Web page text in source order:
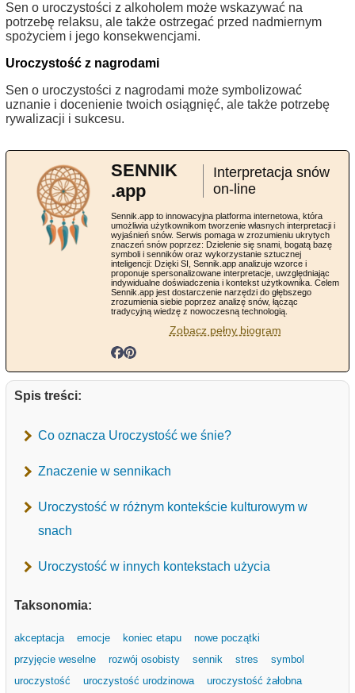
Sen o uroczystości z alkoholem może wskazywać na
potrzebę relaksu, ale także ostrzegać przed nadmiernym
spożyciem i jego konsekwencjami.
Uroczystość z nagrodami
Sen o uroczystości z nagrodami może symbolizować
uznanie i docenienie twoich osiągnięć, ale także potrzebę
rywalizacji i sukcesu.
SENNIK
.app
Interpretacja snów
on-line
Sennik.app to innowacyjna platforma internetowa, która
umożliwia użytkownikom tworzenie własnych interpretacji i
wyjaśnień snów. Serwis pomaga w zrozumieniu ukrytych
znaczeń snów poprzez: Dzielenie się snami, bogatą bazę
symboli i senników oraz wykorzystanie sztucznej
inteligencji: Dzięki SI, Sennik.app analizuje wzorce i
proponuje spersonalizowane interpretacje, uwzględniając
indywidualne doświadczenia i kontekst użytkownika. Celem
Sennik.app jest dostarczenie narzędzi do głębszego
zrozumienia siebie poprzez analizę snów, łącząc
tradycyjną wiedzę z nowoczesną technologią.
Zobacz pełny biogram
Spis treści:
Co oznacza Uroczystość we śnie?
Znaczenie w sennikach
Uroczystość w różnym kontekście kulturowym w
snach
Uroczystość w innych kontekstach użycia
Taksonomia:
akceptacja emocje koniec etapu
nowe początki
przyjęcie weselne
rozwój osobisty sennik stres
symbol
uroczystość
uroczystość urodzinowa
uroczystość żałobna